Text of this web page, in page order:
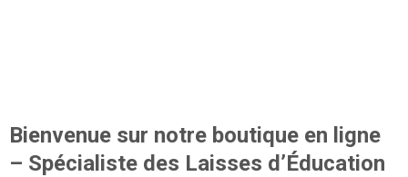
Bienvenue sur notre boutique en ligne
– Spécialiste des Laisses d’Éducation